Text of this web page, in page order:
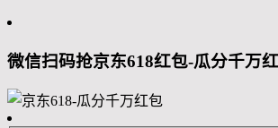
微信扫码抢京东618红包-瓜分千万